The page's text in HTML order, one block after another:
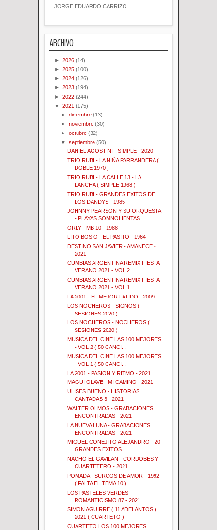
JORGE EDUARDO CARRIZO
ARCHIVO
► 2026 (14)
► 2025 (100)
► 2024 (126)
► 2023 (194)
► 2022 (244)
▼ 2021 (175)
►diciembre (13)
►noviembre (30)
►octubre (32)
▼septiembre (50)
DANIEL AGOSTINI - SIMPLE - 2020
TRIO RUBI - LA NIÑA PARRANDERA (
DOBLE 1970 )
TRIO RUBI - LA CALLE 13 - LA
LANCHA ( SIMPLE 1968 )
TRIO RUBI - GRANDES EXITOS DE
LOS DANDYS - 1985
JOHNNY PEARSON Y SU ORQUESTA
- PLAYAS SOMNOLIENTAS...
ORLY - MB 10 - 1988
LITO BOSIO - EL PASITO - 1964
DESTINO SAN JAVIER - AMANECE -
2021
CUMBIAS ARGENTINA REMIX FIESTA
VERANO 2021 - VOL 2...
CUMBIAS ARGENTINA REMIX FIESTA
VERANO 2021 - VOL 1...
LA 2001 - EL MEJOR LATIDO - 2009
LOS NOCHEROS - SIGNOS (
SESIONES 2020 )
LOS NOCHEROS - NOCHEROS (
SESIONES 2020 )
MUSICA DEL CINE LAS 100 MEJORES
- VOL 2 ( 50 CANCI...
MUSICA DEL CINE LAS 100 MEJORES
- VOL 1 ( 50 CANCI...
LA 2001 - PASION Y RITMO - 2021
MAGUI OLAVE - MI CAMINO - 2021
ULISES BUENO - HISTORIAS
CANTADAS 3 - 2021
WALTER OLMOS - GRABACIONES
ENCONTRADAS - 2021
LA NUEVA LUNA - GRABACIONES
ENCONTRADAS - 2021
MIGUEL CONEJITO ALEJANDRO - 20
GRANDES EXITOS
NACHO EL GAVILAN - CORDOBES Y
CUARTETERO - 2021
POMADA - SURCOS DE AMOR - 1992
( FALTA EL TEMA 10 )
LOS PASTELES VERDES -
ROMANTICISMO 87 - 2021
SIMON AGUIRRE ( 11 ADELANTOS )
2021 ( CUARTETO )
CUARTETO LOS 100 MEJORES